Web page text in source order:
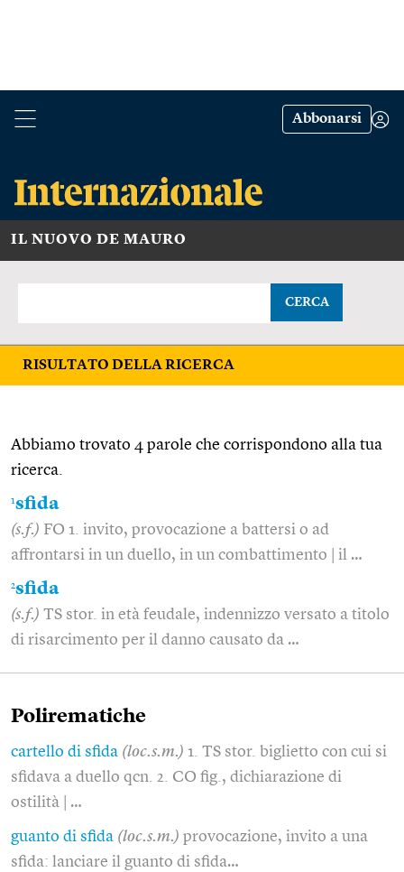
Abbonarsi
IL NUOVO DE MAURO
CERCA
RISULTATO DELLA RICERCA
Abbiamo trovato 4 parole che corrispondono alla tua
ricerca.
1sfida
(s.f.) FO 1. invito, provocazione a battersi o ad
affrontarsi in un duello, in un combattimento | il …
2sfida
(s.f.) TS stor. in età feudale, indennizzo versato a titolo
di risarcimento per il danno causato da …
Polirematiche
cartello di sfida (loc.s.m.) 1. TS stor. biglietto con cui si
sfidava a duello qcn. 2. CO fig., dichiarazione di
ostilità | …
guanto di sfida (loc.s.m.) provocazione, invito a una
sfida: lanciare il guanto di sfida…